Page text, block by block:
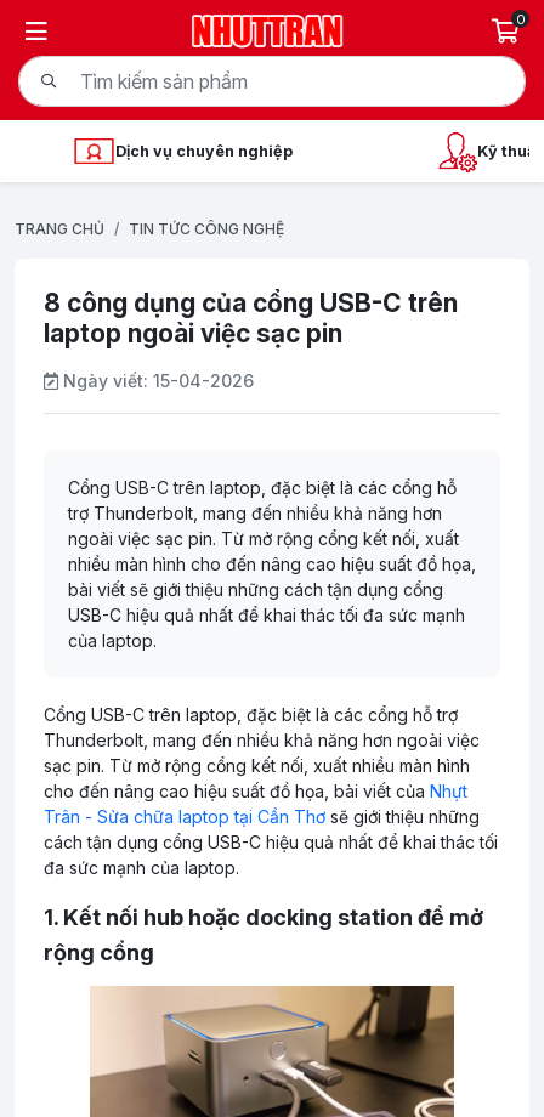
0
Dịch vụ chuyên nghiệp Kỹ
TRANG CHỦ TIN TỨC CÔNG NGHỆ
8 công dụng của cổng USB-C trên
laptop ngoài việc sạc pin
Ngày viết: 15-04-2026
Cổng USB-C trên laptop, đặc biệt là các cổng hỗ
trợ Thunderbolt, mang đến nhiều khả năng hơn
ngoài việc sạc pin. Từ mở rộng cổng kết nối, xuất
nhiều màn hình cho đến nâng cao hiệu suất đồ họa,
bài viết sẽ giới thiệu những cách tận dụng cổng
USB-C hiệu quả nhất để khai thác tối đa sức mạnh
của laptop.
Cổng USB-C trên laptop, đặc biệt là các cổng hỗ trợ
Thunderbolt, mang đến nhiều khả năng hơn ngoài việc
sạc pin. Từ mở rộng cổng kết nối, xuất nhiều màn hình
cho đến nâng cao hiệu suất đồ họa, bài viết của Nhựt
Trân - Sửa chữa laptop tại Cần Thơ sẽ giới thiệu những
cách tận dụng cổng USB-C hiệu quả nhất để khai thác tối
đa sức mạnh của laptop.
1. Kết nối hub hoặc docking station để mở
rộng cổng